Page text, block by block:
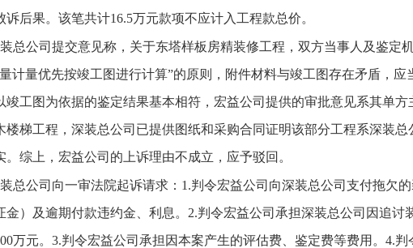
诉后果。该笔共计16.5万元款项不应计入工程款总价。
总公司提交意见称，关于东塔样板房精装修工程，双方当事人及鉴定
计量优先按竣工图进行计算”的原则，附件材料与竣工图存在矛盾，
竣工图为依据的鉴定结果基本相符，宏益公司提供的审批意见系其单
楼梯工程，深装总公司已提供图纸和采购合同证明该部分工程系深装
。综上，宏益公司的上诉理由不成立，应予驳回。
总公司向一审法院起诉请求：1.判令宏益公司向深装总公司支付拖欠的
金）及逾期付款违约金、利息。2.判令宏益公司承担深装总公司因追
万元。3.判令宏益公司承担因本案产生的评估费、鉴定费等费用。4.